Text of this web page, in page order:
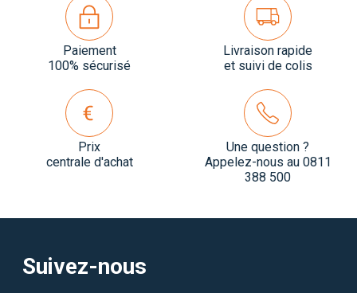
Paiement
100% sécurisé
Livraison rapide
et suivi de colis
Prix
centrale d'achat
Une question ?
Appelez-nous au 0811
388 500
Suivez-nous